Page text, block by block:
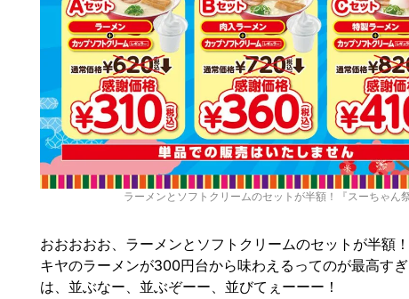
ラーメンとソフトクリームのセットが半額！『スーちゃん
おおおおお、ラーメンとソフトクリームのセットが半
キヤのラーメンが300円台から味わえるってのが最高す
は、並ぶなー、並ぶぞーー、並びてぇーーー！